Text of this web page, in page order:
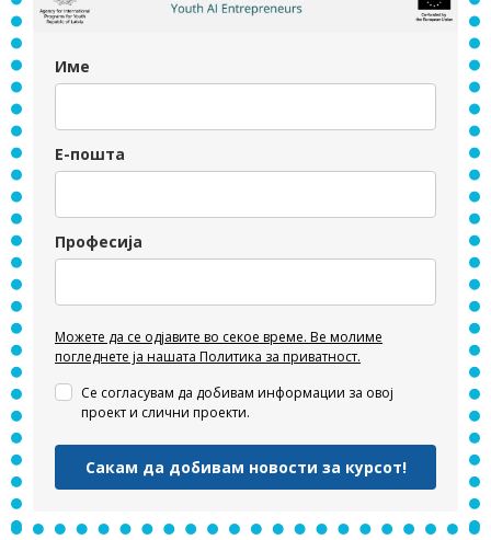
Име
Е-пошта
Професија
Можете да се одјавите во секое време. Ве молиме
погледнете ја нашата Политика за приватност.
Се согласувам да добивам информации за овој
проект и слични проекти.
Сакам да добивам новости за курсот!